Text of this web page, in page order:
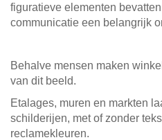
figuratieve elementen
communicatie een belangrijk
Behalve mensen maken
van dit beeld.
Etalages, muren en markten
schilderijen, met of zonder
reclamekleuren.